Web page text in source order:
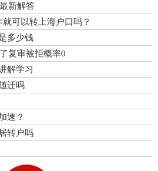
新解答
就可以转上海户口吗？
多少钱
复审被拒概率0
解学习
迁吗
速？
转户吗